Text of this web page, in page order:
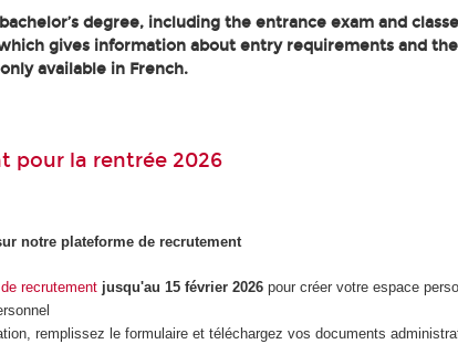
degree, including the entrance exam and
gives information about entry requirements and the
available in French.
pour la rentrée 2026
notre plateforme de recrutement
recrutement jusqu'au 15 février 2026pour créer votre espace
remplissez le formulaire et téléchargez vos documents